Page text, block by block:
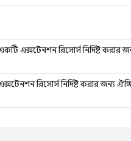
এক্সটেনশন রিসোর্স নির্দিষ্ট করার
রিসোর্স নির্দিষ্ট করার জন্য